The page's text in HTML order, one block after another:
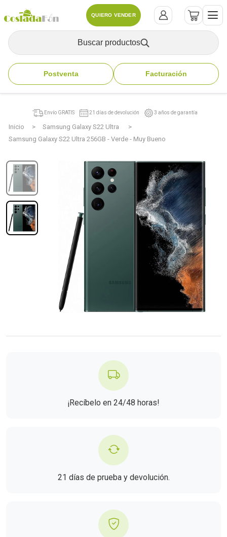
QUIERO VENDER
Buscar productos
Postventa Facturación
Inicio
Samsung Galaxy S22 Ultra
Samsung Galaxy S22 Ultra 256GB - Verde - Muy Bueno
Envío GRATIS 21 días de devolución 3 años de garantía
¡Recíbelo en 24/48 horas!
21 días de prueba y devolución.